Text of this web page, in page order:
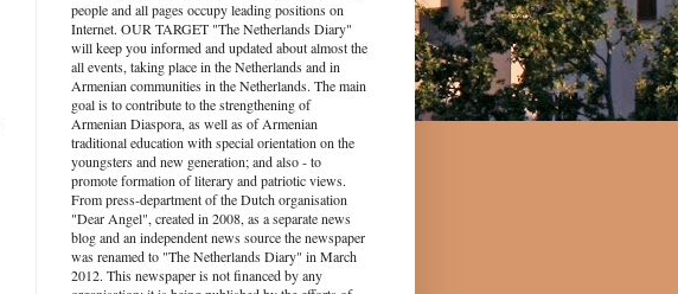
people and all pages occupy leading positions on
Internet. OUR TARGET "The Netherlands Diary"
will keep you informed and updated about almost the
all events, taking place in the Netherlands and in
Armenian communities in the Netherlands. The main
goal is to contribute to the strengthening of
Armenian Diaspora, as well as of Armenian
traditional education with special orientation on the
youngsters and new generation; and also - to
promote formation of literary and patriotic views.
From press-department of the Dutch organisation
"Dear Angel", created in 2008, as a separate news
blog and an independent news source the newspaper
was renamed to "The Netherlands Diary" in March
2012. This newspaper is not financed by any